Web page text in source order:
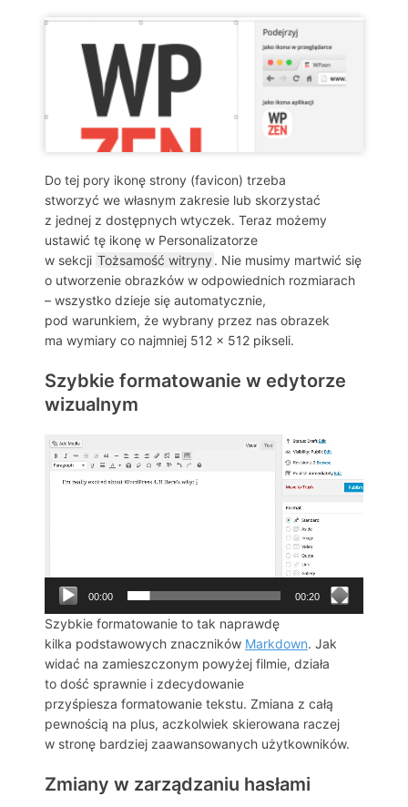
Do tej pory ikonę strony (favicon) trzeba
stworzyć we własnym zakresie lub skorzystać
z jednej z dostępnych wtyczek. Teraz możemy
ustawić tę ikonę w Personalizatorze
w sekcji Tożsamość witryny . Nie musimy martwić się
o utworzenie obrazków w odpowiednich rozmiarach
– wszystko dzieje się automatycznie,
pod warunkiem, że wybrany przez nas obrazek
ma wymiary co najmniej 512 x 512 pikseli.
Szybkie formatowanie w edytorze
wizualnym
Odtwarzacz
video
00:00 00:20
Szybkie formatowanie to tak naprawdę
kilka podstawowych znaczników Markdown. Jak
widać na zamieszczonym powyżej filmie, działa
to dość sprawnie i zdecydowanie
przyśpiesza formatowanie tekstu. Zmiana z całą
pewnością na plus, aczkolwiek skierowana raczej
w stronę bardziej zaawansowanych użytkowników.
Zmiany w zarządzaniu hasłami